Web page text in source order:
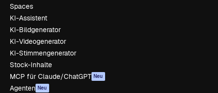
Spaces
KI-Assistent
KI-Bildgenerator
KI-Videogenerator
KI-Stimmengenerator
Stock-Inhalte
MCP für Claude/ChatGPT Neu
Agenten Neu